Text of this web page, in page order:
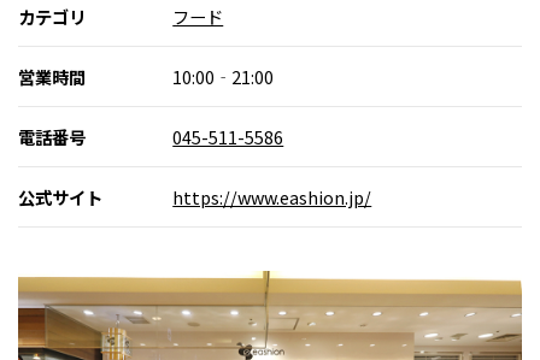
カテゴリ フード
営業時間 10:00‐21:00
電話番号 045-511-5586
公式サイト https://www.eashion.jp/